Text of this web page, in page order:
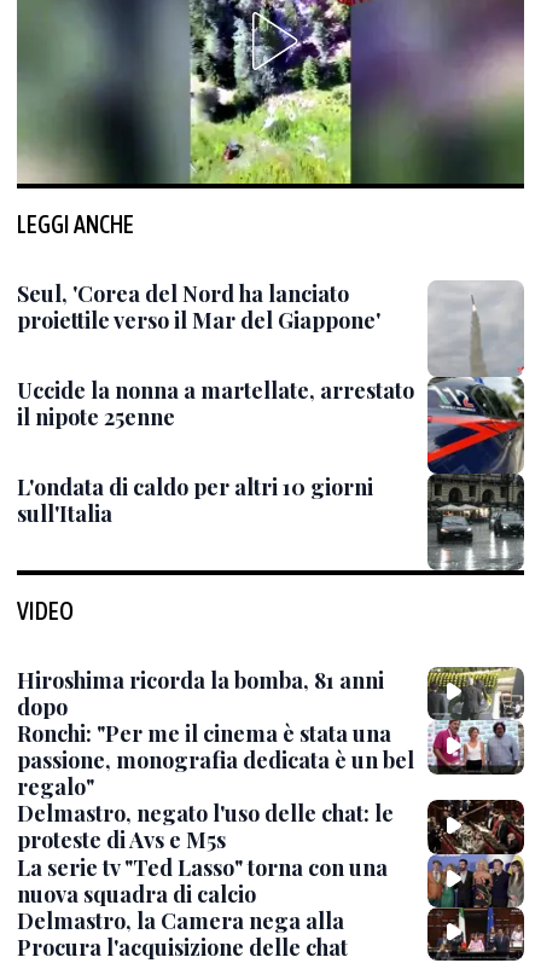
LEGGI ANCHE
Seul, 'Corea del Nord ha lanciato
proiettile verso il Mar del Giappone'
Uccide la nonna a martellate, arrestato
il nipote 25enne
L'ondata di caldo per altri 10 giorni
sull'Italia
VIDEO
Hiroshima ricorda la bomba, 81 anni
dopo
Ronchi: "Per me il cinema è stata una
passione, monografia dedicata è un bel
regalo"
Delmastro, negato l'uso delle chat: le
proteste di Avs e M5s
La serie tv "Ted Lasso" torna con una
nuova squadra di calcio
Delmastro, la Camera nega alla
Procura l'acquisizione delle chat